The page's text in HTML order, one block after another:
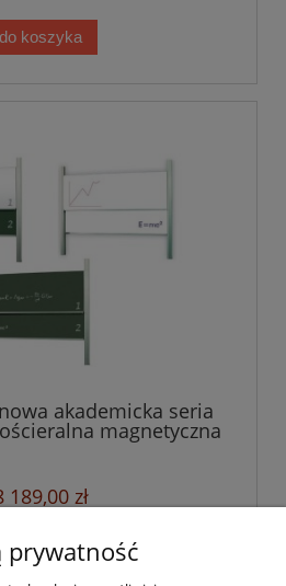
do koszyka
akademicka seria
magnetyczna
od 200x120 do
189,00 zł
prywatność